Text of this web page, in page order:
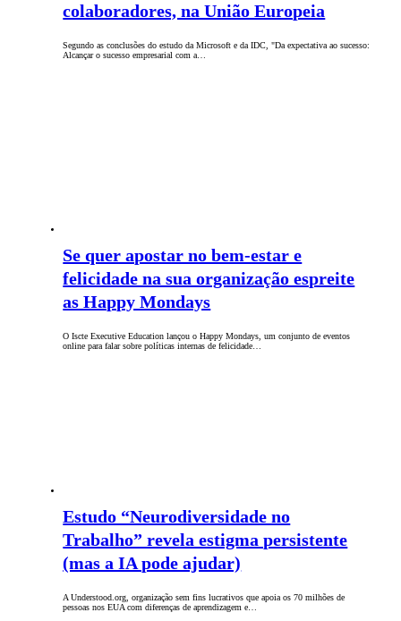
colaboradores, na União Europeia
Segundo as conclusões do estudo da Microsoft e da IDC, "Da expectativa ao sucesso:
Alcançar o sucesso empresarial com a…
Se quer apostar no bem-estar e
felicidade na sua organização espreite
as Happy Mondays
O Iscte Executive Education lançou o Happy Mondays, um conjunto de eventos
online para falar sobre políticas internas de felicidade…
Estudo “Neurodiversidade no
Trabalho” revela estigma persistente
(mas a IA pode ajudar)
A Understood.org, organização sem fins lucrativos que apoia os 70 milhões de
pessoas nos EUA com diferenças de aprendizagem e…